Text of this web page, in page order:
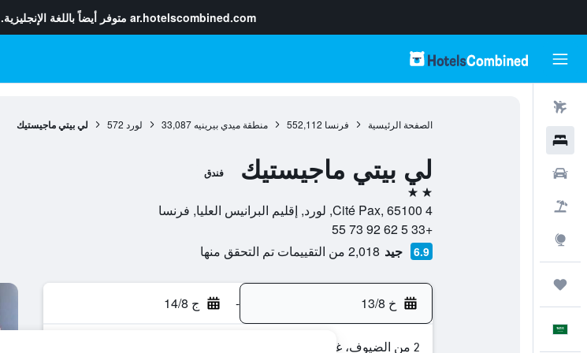
ar.hotelscombined.com متوفر أيضاً باللغة الإنجليزية.
الصفحة الرئيسية فرنسا 552,112 منطقة ميدي بيرينيه 33,087 لورد 572 لي بيتي ماجيستيك
لي بيتي ماجيستيك فندق
2 نجمتين
4 Cité Pax, 65100, لورد, إقليم البرانيس العليا, فرنسا
+33 5 62 92 73 55
6.9 جيد 2,018 من التقييمات تم التحقق منها
خ 13/8 - ج 14/8
2 من الضيوف، غرفة واحدة